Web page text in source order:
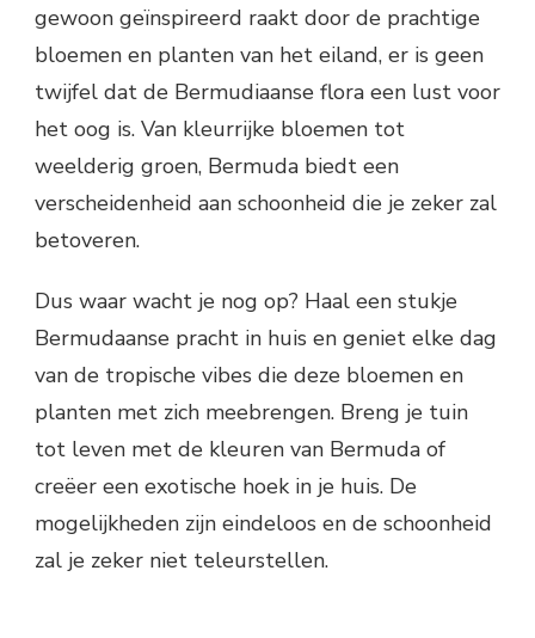
gewoon geïnspireerd raakt door de prachtige
bloemen en planten van het eiland, er is geen
twijfel dat de Bermudiaanse flora een lust voor
het oog is. Van kleurrijke bloemen tot
weelderig groen, Bermuda biedt een
verscheidenheid aan schoonheid die je zeker zal
betoveren.
Dus waar wacht je nog op? Haal een stukje
Bermudaanse pracht in huis en geniet elke dag
van de tropische vibes die deze bloemen en
planten met zich meebrengen. Breng je tuin
tot leven met de kleuren van Bermuda of
creëer een exotische hoek in je huis. De
mogelijkheden zijn eindeloos en de schoonheid
zal je zeker niet teleurstellen.